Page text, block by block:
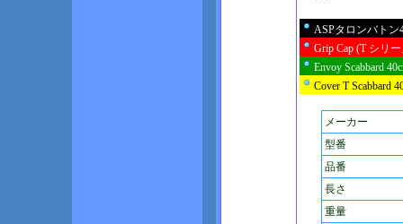
ASPタロンバトン
Grip Cap (T シリー
Envoy Scabbard
Cover T Scabbard
メーカー
型番
品番
長さ
重量